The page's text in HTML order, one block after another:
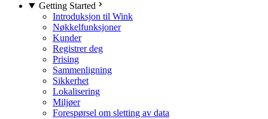
Getting Started
Introduksjon til Wink
Nøkkelfunksjoner
Kunder
Registrer deg
Prising
Sammenligning
Sikkerhet
Lokalisering
Miljøer
Forespørsel om sletting av data